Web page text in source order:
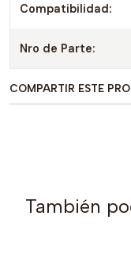
Compatibilidad:
Nro de Parte:
COMPARTIR ESTE
También